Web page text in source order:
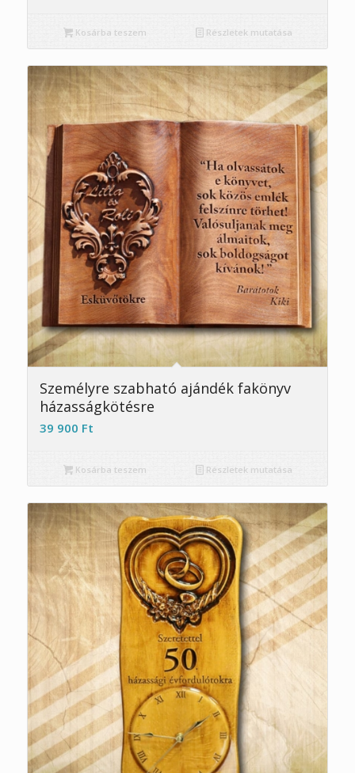
Kosárba teszem Részletek mutatása
5.00
Személyre szabható ajándék fakönyv
házasságkötésre
39 900 Ft
Kosárba teszem Részletek mutatása